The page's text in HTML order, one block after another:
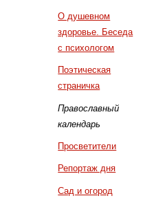
О душевном
здоровье. Беседа
с психологом
Поэтическая
страничка
Православный
календарь
Просветители
Репортаж дня
Сад и огород